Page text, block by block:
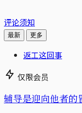
评论须知
最新 更多
返工这回事
仅限会员
辅导是迎向他者